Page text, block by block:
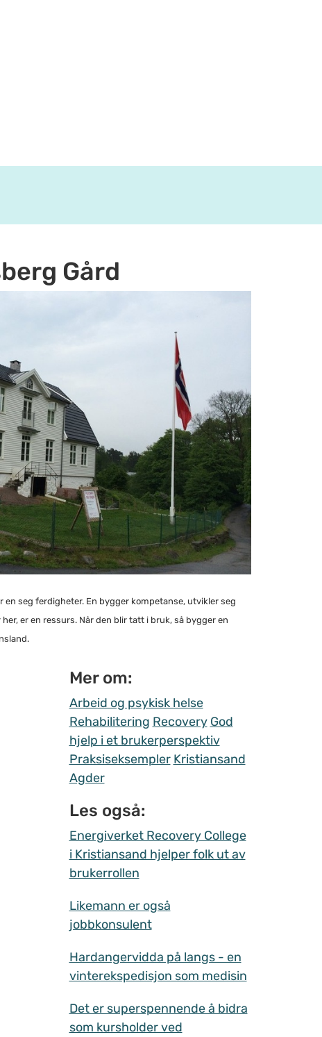
Gård
en seg ferdigheter. En bygger kompetanse, utvikler seg
er en ressurs. Når den blir tatt i bruk, så bygger en
Mer om:
Arbeid og psykisk helse
Rehabilitering Recovery God
hjelp i et brukerperspektiv
Praksiseksempler Kristiansand
Agder
Les også:
Energiverket Recovery College
i Kristiansand hjelper folk ut av
brukerrollen
Likemann er også
jobbkonsulent
Hardangervidda på langs - en
vinterekspedisjon som medisin
Det er superspennende å bidra
som kursholder ved